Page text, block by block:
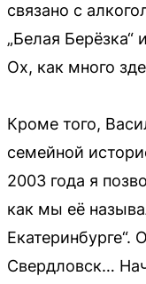
связано с
„Белая Берёзка“
Ох, как много
Кроме того,
семейной
2003 года я
как мы её
Екатеринбурге“.
Свердловск…